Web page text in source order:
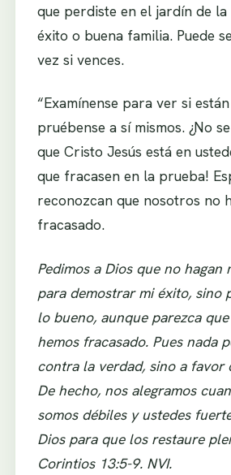
que perdiste en el jardín de
éxito o buena familia. Puede
vez si vences.
“Examínense para ver si
pruébense a sí mismos. ¿No
que Cristo Jesús está en
que fracasen en la prueba!
reconozcan que nosotros no
fracasado.
Pedimos a Dios que no hagan
para demostrar mi éxito, sino
lo bueno, aunque parezca
hemos fracasado. Pues nada
contra la verdad, sino a favor
De hecho, nos alegramos
somos débiles y ustedes
Dios para que los restaure
Corintios 13:5-9. NVI.